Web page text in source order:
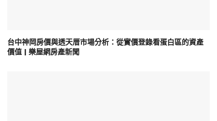
台中神岡房價與透天厝市場分析：從實價登錄看蛋白區的資產
價值 | 樂屋網房產新聞